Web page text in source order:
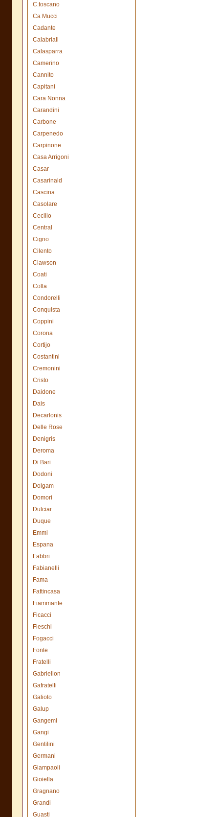
C.toscano
Ca Mucci
Cadante
Calabriall
Calasparra
Camerino
Cannito
Capitani
Cara Nonna
Carandini
Carbone
Carpenedo
Carpinone
Casa Arrigoni
Casar
Casarinald
Cascina
Casolare
Cecilio
Central
Cigno
Cilento
Clawson
Coati
Colla
Condorelli
Conquista
Coppini
Corona
Cortijo
Costantini
Cremonini
Cristo
Daidone
Dais
Decarlonis
Delle Rose
Denigris
Deroma
Di Bari
Dodoni
Dolgam
Domori
Dulciar
Duque
Emmi
Espana
Fabbri
Fabianelli
Fama
Fattincasa
Fiammante
Ficacci
Fieschi
Fogacci
Fonte
Fratelli
Gabriellon
Gafratelli
Galioto
Galup
Gangemi
Gangi
Gentilini
Germani
Giampaoli
Gioiella
Gragnano
Grandi
Guasti